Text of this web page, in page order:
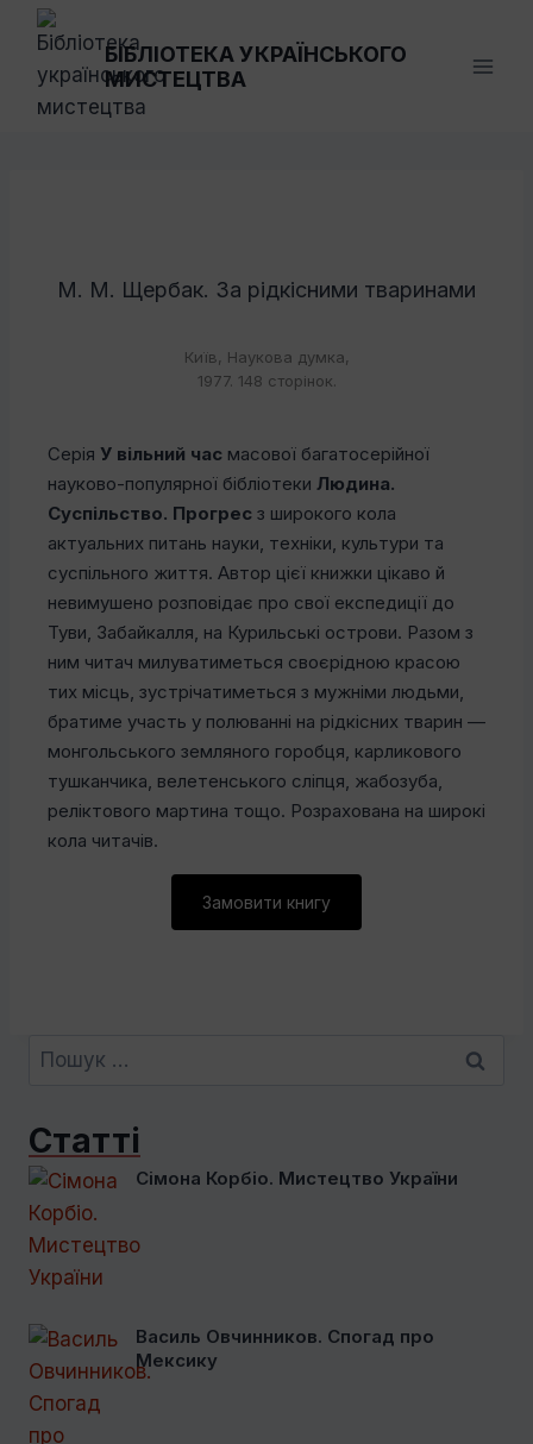
Перейти
вмісту
БІБЛІОТЕКА УКРАЇНСЬКОГО
МИСТЕЦТВА
М. М. Щербак. За рідкісними тваринами
Київ, Наукова думка,
1977. 148 сторінок.
Серія У вільний час масової багатосерійної
науково-популярної бібліотеки Людина.
Суспільство. Прогрес з широкого кола
актуальних питань науки, техніки, культури та
суспільного життя. Автор цієї книжки цікаво й
невимушено розповідає про свої експедиції до
Туви, Забайкалля, на Курильські острови. Разом з
ним читач милуватиметься своєрідною красою
тих місць, зустрічатиметься з мужніми людьми,
братиме участь у полюванні на рідкісних тварин —
монгольського земляного горобця, карликового
тушканчика, велетенського сліпця, жабозуба,
реліктового мартина тощо. Розрахована на широкі
кола читачів.
Замовити книгу
Пошук:
Статті
Сімона Корбіо. Мистецтво України
Василь Овчинников. Спогад про
Мексику